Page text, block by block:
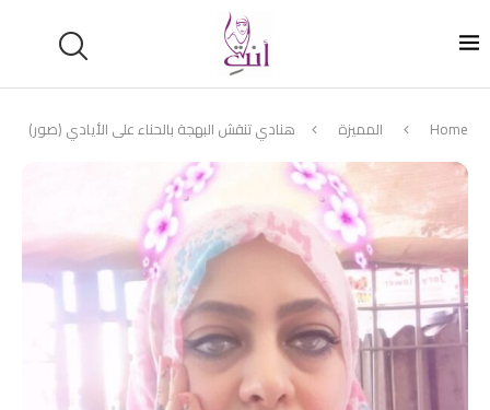
Home المميزة هنادي تنقش البهجة بالحناء على الأيادي (صور)